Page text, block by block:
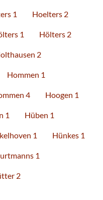
1 Hoelters 2
1 Hölters 2
2
Hommen 1
4 Hoogen 1
1 Hüben 1
1 Hünkes 1
1
2